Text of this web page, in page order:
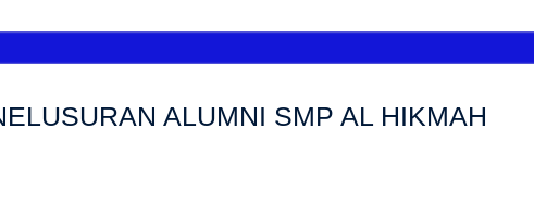
ALUMNI SMP AL HIKMAH